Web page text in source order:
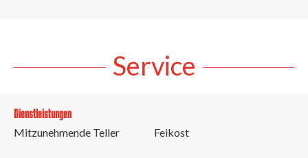
Service
Dienstleistungen
Mitzunehmende Teller
Feikost